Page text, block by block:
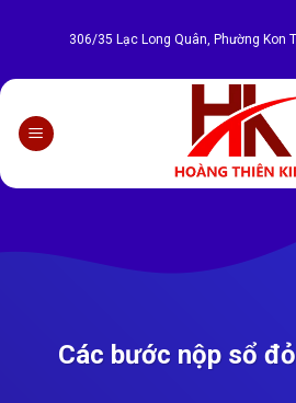
dung
306/35 Lạc Long Quân, Phường Kon
Các bước nộp sổ